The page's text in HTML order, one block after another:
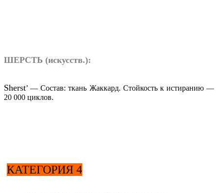
ШЕРСТЬ (искусств.):
Sherst’ — Состав: ткань Жаккард. Стойкость к истиранию —
20 000 циклов.
КАТЕГОРИЯ 4